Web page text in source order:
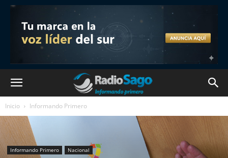
Inicio Informando Primero
Informando Primero Nacional